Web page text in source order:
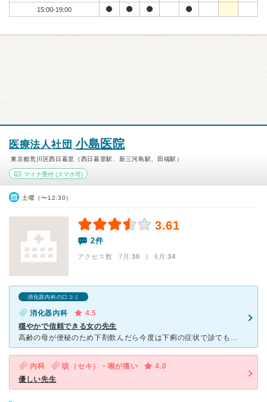
15:00-19:00
医療法人社団 小島医院
東京都荒川区西日暮里（西日暮里駅、新三河島駅、田端駅）
マイナ受付 (スマホ可)
土曜（〜12:30）
3.61
2件
アクセス数 7月:30 | 6月:34
消化器内科の口コミ
消化器内科
4.5
穏やかで信頼できる女の先生
高齢の母が便秘のため下剤飲んだら今度は下痢の症状で診てもらいました。 住宅街にあるので駐車スペースは有りません。 入り口は段差なくまた外履きのまま入れます。 受付の方も診療の補助の方も女性ですが
内科 咳（セキ）・喉が痛い
4.0
優しい先生